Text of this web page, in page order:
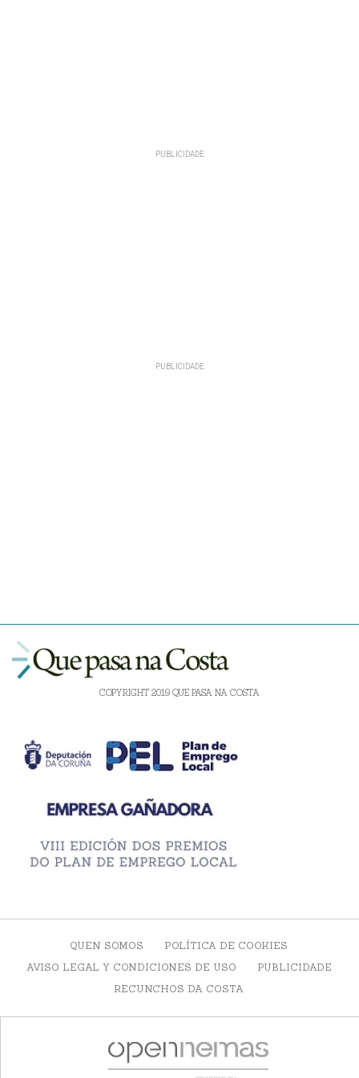
COPYRIGHT 2019 QUE PASA NA COSTA
QUEN SOMOS
POLÍTICA DE COOKIES
AVISO LEGAL Y CONDICIONES DE USO
PUBLICIDADE
RECUNCHOS DA COSTA